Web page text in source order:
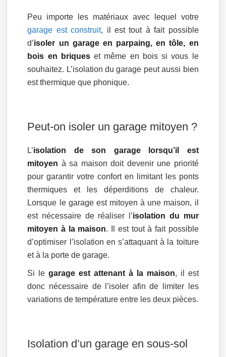
Peu importe les matériaux avec lequel votre
garage est construit, il est tout à fait possible
d’isoler un garage en parpaing, en tôle, en
bois en briqueset même en bois si vous le
souhaitez. L’isolation du garage peut aussi bien
est thermique que phonique.
Peut-on isoler un garage mitoyen ?
L’isolation de son garage lorsqu’il est
mitoyen à sa maison doit devenir une priorité
pour garantir votre confort en limitant les ponts
thermiques et les déperditions de chaleur.
Lorsque le garage est mitoyen à une maison, il
est nécessaire de réaliser l’isolation du mur
mitoyen à la maison. Il est tout à fait possible
d’optimiser l’isolation en s’attaquant à la toiture
et à la porte de garage.
Si legarage est attenant à la maison, il est
donc nécessaire de l’isoler afin de limiter les
variations de température entre les deux pièces.
Isolation d’un garage en sous-sol